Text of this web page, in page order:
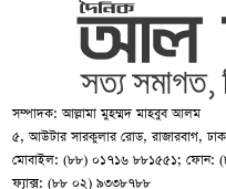
সম্পাদক: আল্লামা মুহম্মদ মাহবুব আলম
৫, আউটার সারকুলার রোড, রাজারবাগ,
মোবাইল: (৮৮) ০১৭১৬ ৮৮১৫৫১; ফোন:
ফ্যাক্স: (৮৮ ০২) ৯৩৩৮৭৮৮